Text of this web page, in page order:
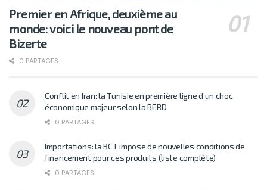
Premier en Afrique, deuxième au
monde: voici le nouveau pont de
Bizerte
0 PARTAGES
Conflit en Iran: la Tunisie en première ligne d’un choc
économique majeur selon la BERD
0 PARTAGES
Importations: la BCT impose de nouvelles conditions de
financement pour ces produits (liste complète)
0 PARTAGES